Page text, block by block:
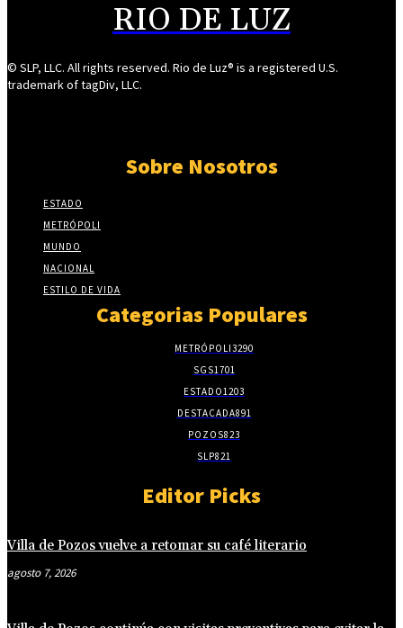
RIO DE LUZ
© SLP, LLC. All rights reserved. Rio de Luz® is a registered U.S.
trademark of tagDiv, LLC.
Sobre Nosotros
ESTADO
METRÓPOLI
MUNDO
NACIONAL
ESTILO DE VIDA
Categorias Populares
METRÓPOLI3290
SGS1701
ESTADO1203
DESTACADA891
POZOS823
SLP821
Editor Picks
Villa de Pozos vuelve a retomar su café literario
agosto 7, 2026